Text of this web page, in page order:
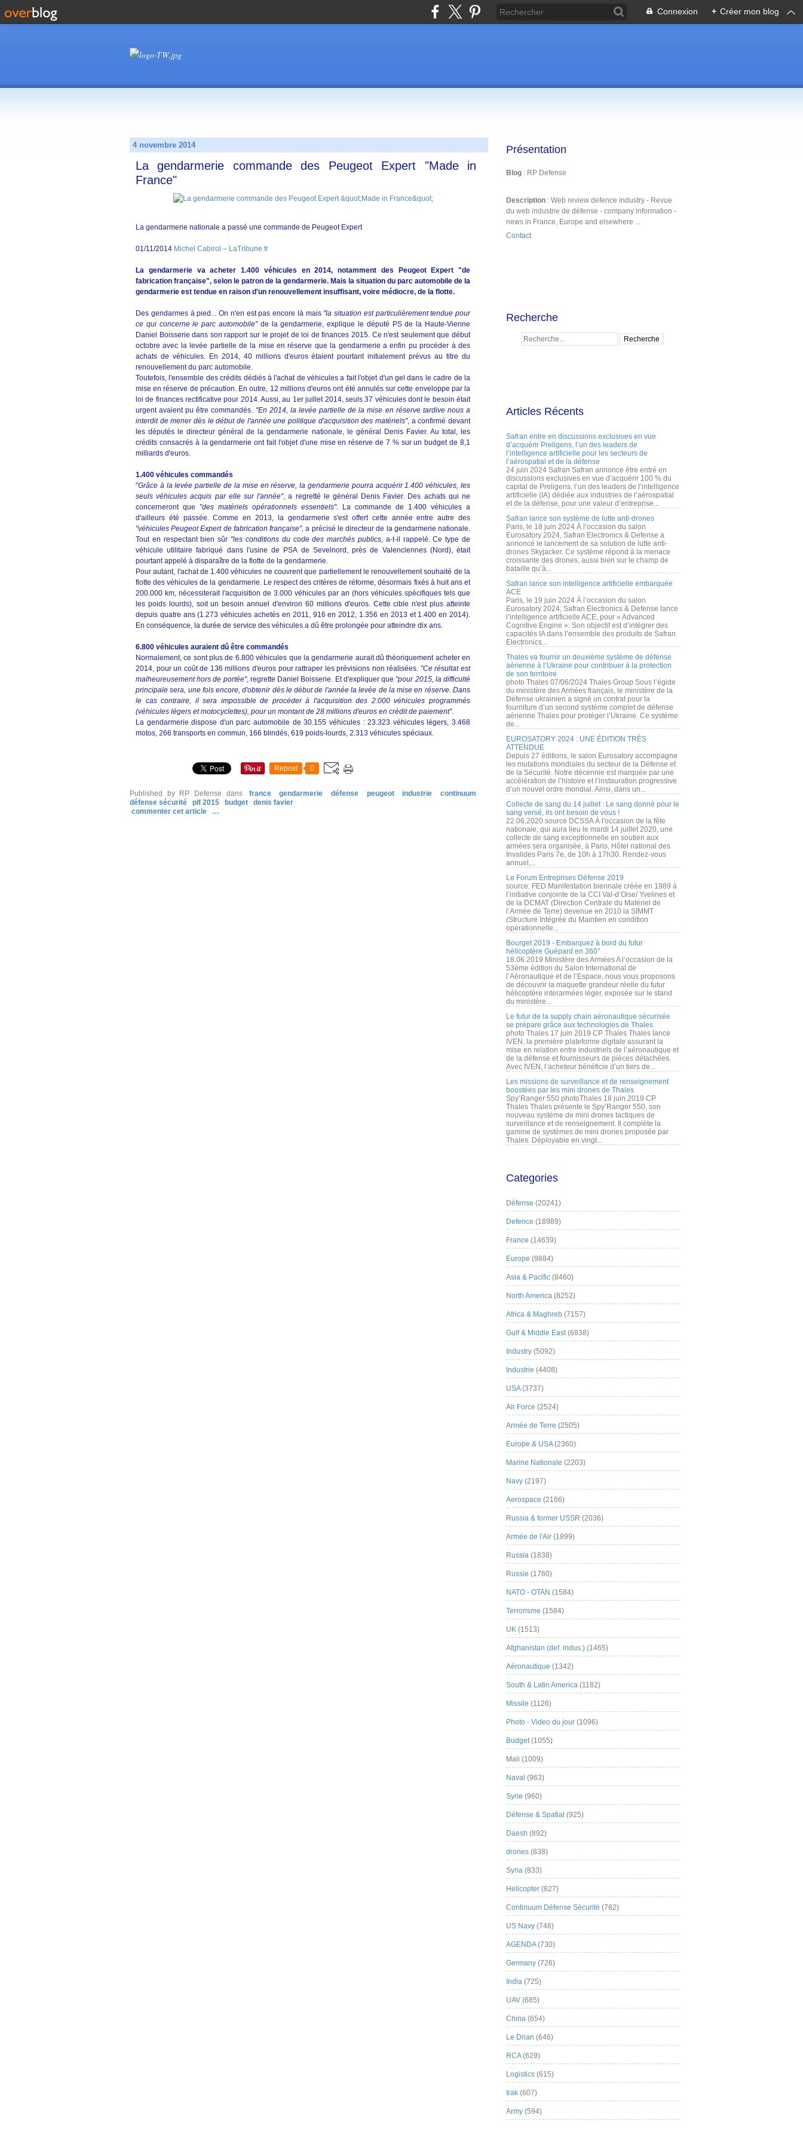
Connexion + Créer mon blog
4 novembre 2014
La gendarmerie commande des Peugeot Expert "Made in
France"
La gendarmerie nationale a passé une commande de Peugeot Expert
01/11/2014 Michel Cabirol – LaTribune.fr
La gendarmerie va acheter 1.400 véhicules en 2014, notamment des Peugeot Expert "de
fabrication française", selon le patron de la gendarmerie. Mais la situation du parc automobile de la
gendarmerie est tendue en raison d'un renouvellement insuffisant, voire médiocre, de la flotte.
Des gendarmes à pied... On n'en est pas encore là mais "la situation est particulièrement tendue pour
ce qui concerne le parc automobile"de la gendarmerie, explique le député PS de la Haute-Vienne
Daniel Boisserie dans son rapport sur le projet de loi de finances 2015. Ce n'est seulement que début
octobre avec la levée partielle de la mise en réserve que la gendarmerie a enfin pu procéder à des
achats de véhicules. En 2014, 40 millions d'euros étaient pourtant initialement prévus au titre du
renouvellement du parc automobile.
Toutefois, l'ensemble des crédits dédiés à l'achat de véhicules a fait l'objet d'un gel dans le cadre de la
mise en réserve de précaution. En outre, 12 millions d'euros ont été annulés sur cette enveloppe par la
loi de finances rectificative pour 2014. Aussi, au 1er juillet 2014, seuls 37 véhicules dont le besoin était
urgent avaient pu être commandés. "En 2014, la levée partielle de la mise en réserve tardive nous a
interdit de mener dès le début de l'année une politique d'acquisition des matériels", a confirmé devant
les députés le directeur général de la gendarmerie nationale, le général Denis Favier. Au total, les
crédits consacrés à la gendarmerie ont fait l'objet d'une mise en réserve de 7 % sur un budget de 8,1
milliards d'euros.
1.400 véhicules commandés
"Grâce à la levée partielle de la mise en réserve, la gendarmerie pourra acquérir 1.400 véhicules, les
seuls véhicules acquis par elle sur l'année", a regretté le général Denis Favier. Des achats qui ne
concerneront que "des matériels opérationnels essentiels". La commande de 1.400 véhicules a
d'ailleurs été passée. Comme en 2013, la gendarmerie s'est offert cette année entre autre des
"véhicules Peugeot Expert de fabrication française", a précisé le directeur de la gendarmerie nationale.
Tout en respectant bien sûr "les conditions du code des marchés publics, a-t-il rappelé. Ce type de
véhicule utilitaire fabriqué dans l'usine de PSA de Sevelnord, près de Valenciennes (Nord), était
pourtant appelé à disparaître de la flotte de la gendarmerie.
Pour autant, l'achat de 1.400 véhicules ne couvrent que partiellement le renouvellement souhaité de la
flotte des véhicules de la gendarmerie. Le respect des critères de réforme, désormais fixés à huit ans et
200.000 km, nécessiterait l'acquisition de 3.000 véhicules par an (hors véhicules spécifiques tels que
les poids lourds), soit un besoin annuel d'environ 60 millions d'euros. Cette cible n'est plus atteinte
depuis quatre ans (1.273 véhicules achetés en 2011, 916 en 2012, 1.356 en 2013 et 1.400 en 2014).
En conséquence, la durée de service des véhicules a dû être prolongée pour atteindre dix ans.
6.800 véhicules auraient dû être commandés
Normalement, ce sont plus de 6.800 véhicules que la gendarmerie aurait dû théoriquement acheter en
2014, pour un coût de 136 millions d'euros pour rattraper les prévisions non réalisées. "Ce résultat est
malheureusement hors de portée", regrette Daniel Boisserie. Et d'expliquer que "pour 2015, la difficulté
principale sera, une fois encore, d'obtenir dès le début de l'année la levée de la mise en réserve. Dans
le cas contraire, il sera impossible de procéder à l'acquisition des 2.000 véhicules programmés
(véhicules légers et motocyclettes), pour un montant de 28 millions d'euros en crédit de paiement".
La gendarmerie dispose d'un parc automobile de 30.155 véhicules : 23.323 véhicules légers, 3.468
motos, 266 transports en commun, 166 blindés, 619 poids-lourds, 2.313 véhicules spéciaux.
Repost 0
Published by RP Defense dans france gendarmerie défense peugeot industrie
continuum
défense sécurité
plf 2015 budget
denis favier
commenter cet article
…
Présentation
Blog : RP Defense
Description : Web review defence industry - Revue
du web industrie de défense - company information -
news in France, Europe and elsewhere ...
Contact
Recherche
Articles Récents
Safran entre en discussions exclusives en vue
d’acquérir Preligens, l’un des leaders de
l’intelligence artificielle pour les secteurs de
l’aérospatial et de la défense
24 juin 2024 Safran Safran annonce être entré en
discussions exclusives en vue d’acquérir 100 % du
capital de Preligens, l’un des leaders de l’intelligence
artificielle (IA) dédiée aux industries de l’aérospatial
et de la défense, pour une valeur d’entreprise...
Safran lance son système de lutte anti-drones
Paris, le 18 juin 2024 À l’occasion du salon
Eurosatory 2024, Safran Electronics & Defense a
annoncé le lancement de sa solution de lutte anti-
drones Skyjacker. Ce système répond à la menace
croissante des drones, aussi bien sur le champ de
bataille qu’à...
Safran lance son intelligence artificielle embarquée
ACE
Paris, le 19 juin 2024 À l’occasion du salon
Eurosatory 2024, Safran Electronics & Defense lance
l’intelligence artificielle ACE, pour « Advanced
Cognitive Engine ». Son objectif est d’intégrer des
capacités IA dans l’ensemble des produits de Safran
Electronics...
Thales va fournir un deuxième système de défense
aérienne à l’Ukraine pour contribuer à la protection
de son territoire
photo Thales 07/06/2024 Thales Group Sous l’égide
du ministère des Armées français, le ministère de la
Défense ukrainien a signé un contrat pour la
fourniture d’un second système complet de défense
aérienne Thales pour protéger l’Ukraine. Ce système
de...
EUROSATORY 2024 : UNE ÉDITION TRÈS
ATTENDUE
Depuis 27 éditions, le salon Eurosatory accompagne
les mutations mondiales du secteur de la Défense et
de la Sécurité. Notre décennie est marquée par une
accélération de l’histoire et l’instauration progressive
d’un nouvel ordre mondial. Ainsi, dans un...
Collecte de sang du 14 juillet : Le sang donné pour le
sang versé, ils ont besoin de vous !
22.06.2020 source DCSSA À l'occasion de la fête
nationale, qui aura lieu le mardi 14 juillet 2020, une
collecte de sang exceptionnelle en soutien aux
armées sera organisée, à Paris, Hôtel national des
Invalides Paris 7e, de 10h à 17h30. Rendez-vous
annuel,...
Le Forum Entreprises Défense 2019
source: FED Manifestation biennale créée en 1989 à
l’initiative conjointe de la CCI Val-d’Oise/ Yvelines et
de la DCMAT (Direction Centrale du Matériel de
l’Armée de Terre) devenue en 2010 la SIMMT
(Structure Intégrée du Maintien en condition
opérationnelle...
Bourget 2019 - Embarquez à bord du futur
hélicoptère Guépard en 360°
18.06.2019 Ministère des Armées A l’occasion de la
53ème édition du Salon International de
l’Aéronautique et de l’Espace, nous vous proposons
de découvrir la maquette grandeur réelle du futur
hélicoptère interarmées léger, exposée sur le stand
du ministère...
Le futur de la supply chain aéronautique sécurisée
se prépare grâce aux technologies de Thales
photo Thales 17 juin 2019 CP Thales Thales lance
IVEN, la première plateforme digitale assurant la
mise en relation entre industriels de l’aéronautique et
de la défense et fournisseurs de pièces détachées.
Avec IVEN, l’acheteur bénéficie d’un tiers de...
Les missions de surveillance et de renseignement
boostées par les mini drones de Thales
Spy’Ranger 550 photoThales 18 juin 2019 CP
Thales Thales présente le Spy’Ranger 550, son
nouveau système de mini drones tactiques de
surveillance et de renseignement. Il complète la
gamme de systèmes de mini drones proposée par
Thales. Déployable en vingt...
Categories
Défense (20241)
Defence (18989)
France (14639)
Europe (9884)
Asia & Pacific (8460)
North America (8252)
Africa & Maghreb (7157)
Gulf & Middle East(6838)
Industry (5092)
Industrie (4408)
USA(3737)
Air Force (2524)
Armée de Terre (2505)
Europe & USA(2360)
Marine Nationale (2203)
Navy (2197)
Aerospace (2166)
Russia & former USSR (2036)
Armée de l'Air (1899)
Russia (1838)
Russie (1760)
NATO - OTAN (1584)
Terrorisme (1584)
UK (1513)
Afghanistan (def. indus.) (1465)
Aéronautique (1342)
South & Latin America (1182)
Missile (1126)
Photo - Video du jour (1096)
Budget(1055)
Mali (1009)
Naval (963)
Syrie (960)
Défense & Spatial (925)
Daesh (892)
drones (838)
Syria (833)
Helicopter (827)
Continuum Défense Sécurité (782)
US Navy (748)
AGENDA(730)
Germany (726)
India (725)
UAV (685)
China (654)
Le Drian (646)
RCA(629)
Logistics (615)
Irak (607)
Army (594)